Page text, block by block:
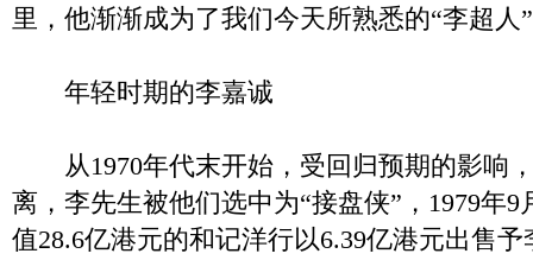
里，他渐渐成为了我们今天所熟悉的“李超人
年轻时期的李嘉诚
从1970年代末开始，受回归预期的影响
离，李先生被他们选中为“接盘侠”，1979年
值28.6亿港元的和记洋行以6.39亿港元出售